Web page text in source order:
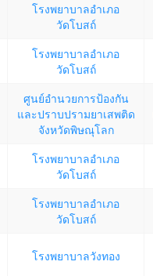
โรงพยาบาลอำเภอ
วัดโบสถ์
โรงพยาบาลอำเภอ
วัดโบสถ์
ศูนย์อำนวยการป้องกัน
และปราบปรามยาเสพติด
จังหวัดพิษณุโลก
โรงพยาบาลอำเภอ
วัดโบสถ์
โรงพยาบาลอำเภอ
วัดโบสถ์
โรงพยาบาลวังทอง